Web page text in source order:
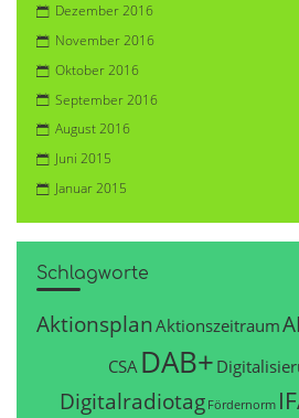
Dezember 2016
November 2016
Oktober 2016
September 2016
August 2016
Juni 2015
Januar 2015
Schlagworte
Aktionsplan Aktionszeitraum
CSA DAB+
Digitalradiotag Fördernorm